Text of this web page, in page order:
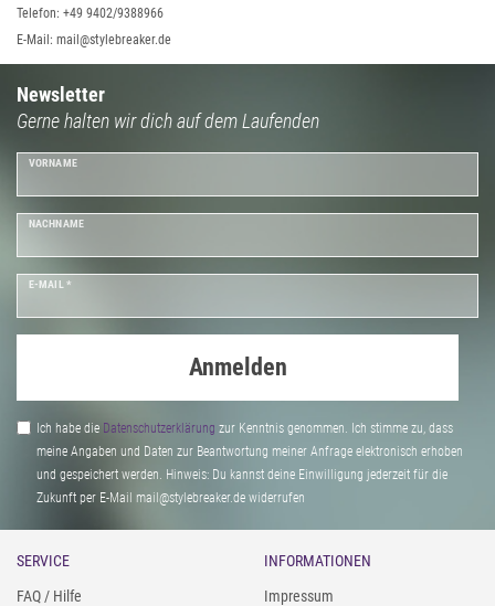
Telefon: +49 9402/9388966
E-Mail: mail@stylebreaker.de
Newsletter
Gerne halten wir dich auf dem Laufenden
VORNAME
NACHNAME
E-MAIL *
Anmelden
Ich habe die Daten­schutz­erklärung zur Kenntnis genommen. Ich stimme zu, dass
meine Angaben und Daten zur Beantwortung meiner Anfrage elektronisch erhoben
und gespeichert werden. Hinweis: Du kannst deine Einwilligung jederzeit für die
Zukunft per E-Mail mail@stylebreaker.de widerrufen
SERVICE
FAQ / Hilfe
INFORMATIONEN
Impressum